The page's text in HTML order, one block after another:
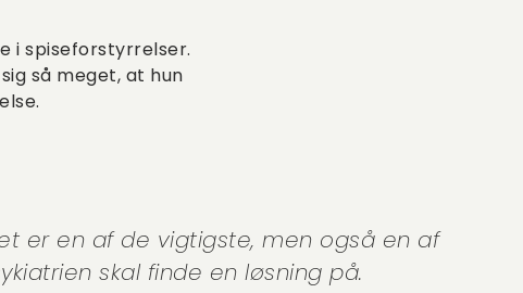
i spiseforstyrrelser.
så meget, at hun
er en af de vigtigste, men også en af
skal finde en løsning på.